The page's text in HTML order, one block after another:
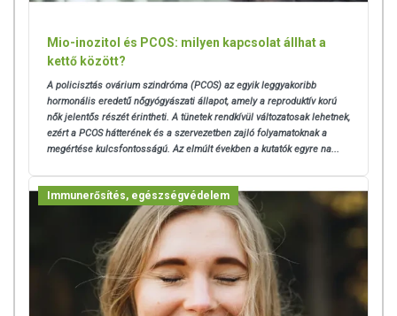
Mio-inozitol és PCOS: milyen kapcsolat állhat a
kettő között?
A policisztás ovárium szindróma (PCOS) az egyik leggyakoribb
hormonális eredetű nőgyógyászati állapot, amely a reproduktív korú
nők jelentős részét érintheti. A tünetek rendkívül változatosak lehetnek,
ezért a PCOS hátterének és a szervezetben zajló folyamatoknak a
megértése kulcsfontosságú. Az elmúlt években a kutatók egyre na...
Immunerősítés, egészségvédelem